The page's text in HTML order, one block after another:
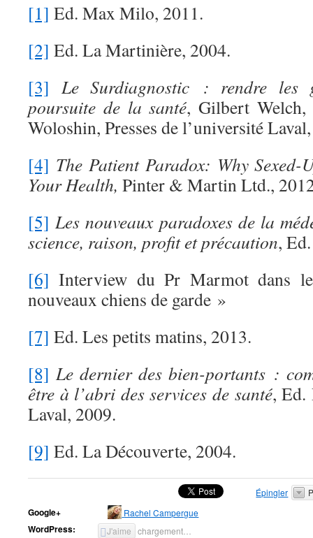
[1] Ed. Max Milo, 2011.
[2] Ed. La Martinière, 2004.
[3] Le Surdiagnostic : rendre les
poursuite de la santé, Gilbert Welch,
Woloshin, Presses de l’université
[4] The Patient Paradox: Why
Your Health, Pinter & Martin Ltd.,
[5] Les nouveaux paradoxes de la
science, raison, profit et précaution,
[6] Interview du Pr Marmot dans
nouveaux chiens de garde »
[7] Ed. Les petits matins, 2013.
[8] Le dernier des bien-portants :
être à l’abri des services de santé, Ed.
Laval, 2009.
[9] Ed. La Découverte, 2004.
Épingler
Google+ Rachel Campergue
WordPress: J'aime chargement…